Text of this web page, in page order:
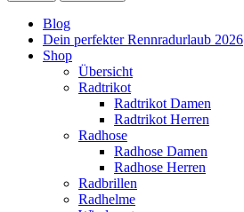
Blog
Dein perfekter Rennradurlaub 2026
Shop
Übersicht
Radtrikot
Radtrikot Damen
Radtrikot Herren
Radhose
Radhose Damen
Radhose Herren
Radbrillen
Radhelme